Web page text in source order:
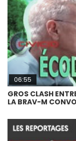
06:55
GROS CLASH
LA BRAV-M